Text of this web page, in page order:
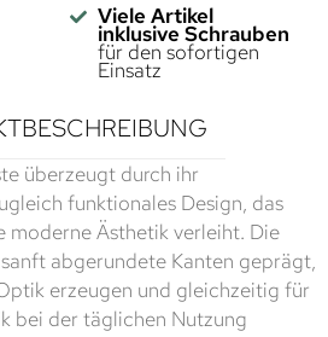
Viele Artikel
inklusive Schrauben
für den sofortigen
Einsatz
überzeugt durch ihr
funktionales Design, das
moderne Ästhetik verleiht. Die
abgerundete Kanten geprägt,
erzeugen und gleichzeitig für
bei der täglichen Nutzung